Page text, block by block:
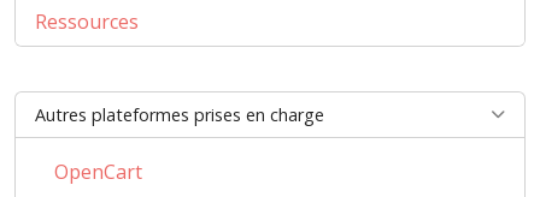
Ressources
Autres plateformes prises en charge
OpenCart